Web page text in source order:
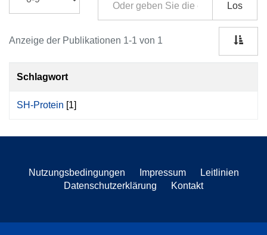
Los
Anzeige der Publikationen 1-1 von 1
Schlagwort
SH-Protein [1]
Nutzungsbedingungen Impressum
Leitlinien
Datenschutzerklärung
Kontakt